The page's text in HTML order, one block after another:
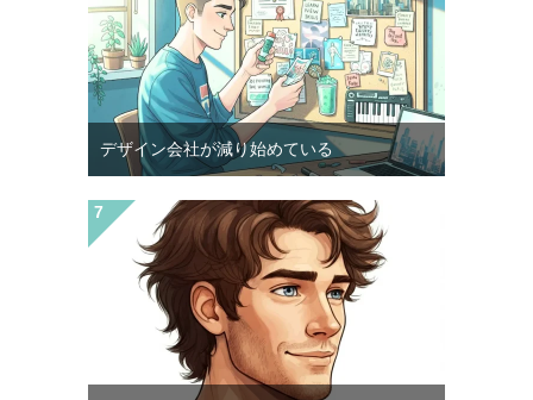
デザイン会社が減り始めている